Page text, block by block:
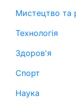
Мистецтво та
Технологія
Здоров'я
Спорт
Наука